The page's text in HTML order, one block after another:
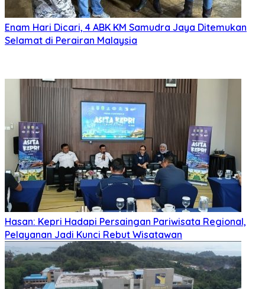
Enam Hari Dicari, 4 ABK KM Samudra Jaya Ditemukan
Selamat di Perairan Malaysia
Hasan: Kepri Hadapi Persaingan Pariwisata Regional,
Pelayanan Jadi Kunci Rebut Wisatawan